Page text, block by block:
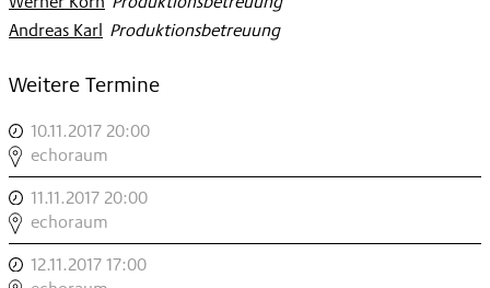
Andreas Karl: Produktionsbetreuung
Weitere Termine
10.11.2017 20:00
ONE
SHOT
TRAIN
,
echoraum
11.11.2017 20:00
ONE
SHOT
TRAIN
echoraum
12.11.2017 17:00